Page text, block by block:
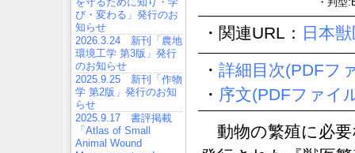
び・変わる」発行のお
知らせ
2026.3.24 新刊「農地
環境工学 第3版」発行
のお知らせ
2025.9.25 新刊「作物
学 第2版」発行のお知
らせ
2025.9.17 書評掲載
「Atlas of Small
Animal Wound
・関連URL： 日本
・ 詳細目次(PDFフ
・ 序文(PDFファイ
動物の繁殖に必要